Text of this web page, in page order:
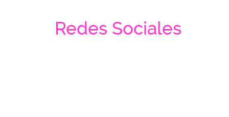
Redes Sociales